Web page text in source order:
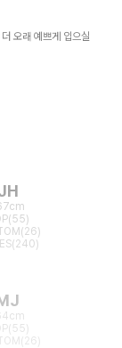
오래 예쁘게 입으실